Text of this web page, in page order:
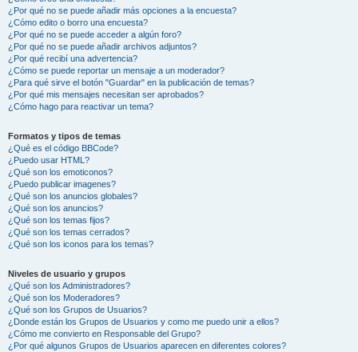
¿Por qué no se puede añadir más opciones a la encuesta?
¿Cómo edito o borro una encuesta?
¿Por qué no se puede acceder a algún foro?
¿Por qué no se puede añadir archivos adjuntos?
¿Por qué recibí una advertencia?
¿Cómo se puede reportar un mensaje a un moderador?
¿Para qué sirve el botón "Guardar" en la publicación de temas?
¿Por qué mis mensajes necesitan ser aprobados?
¿Cómo hago para reactivar un tema?
Formatos y tipos de temas
¿Qué es el código BBCode?
¿Puedo usar HTML?
¿Qué son los emoticonos?
¿Puedo publicar imagenes?
¿Qué son los anuncios globales?
¿Qué son los anuncios?
¿Qué son los temas fijos?
¿Qué son los temas cerrados?
¿Qué son los iconos para los temas?
Niveles de usuario y grupos
¿Qué son los Administradores?
¿Qué son los Moderadores?
¿Qué son los Grupos de Usuarios?
¿Donde están los Grupos de Usuarios y como me puedo unir a ellos?
¿Cómo me convierto en Responsable del Grupo?
¿Por qué algunos Grupos de Usuarios aparecen en diferentes colores?